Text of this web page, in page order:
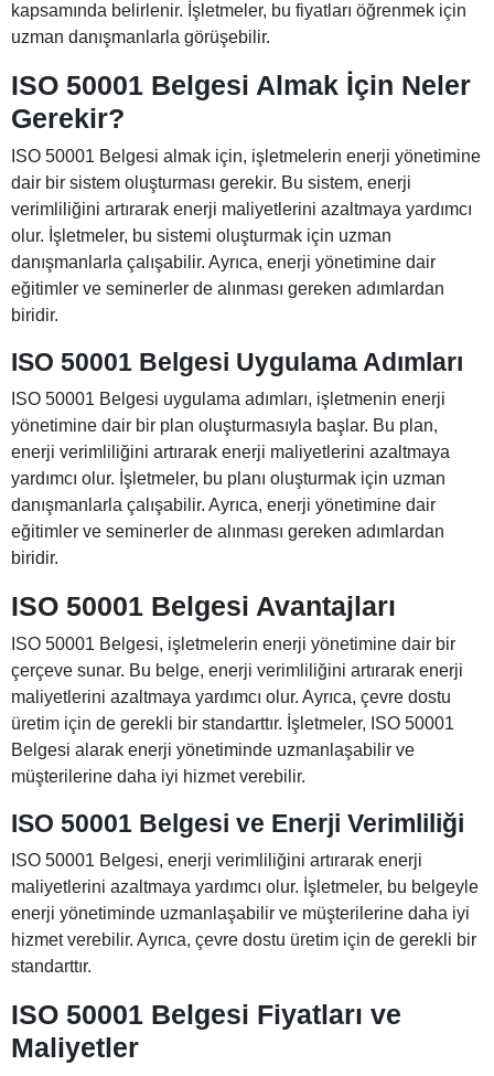
kapsamında belirlenir. İşletmeler, bu fiyatları öğrenmek için
uzman danışmanlarla görüşebilir.
ISO 50001 Belgesi Almak İçin Neler
Gerekir?
ISO 50001 Belgesi almak için, işletmelerin enerji yönetimine
dair bir sistem oluşturması gerekir. Bu sistem, enerji
verimliliğini artırarak enerji maliyetlerini azaltmaya yardımcı
olur. İşletmeler, bu sistemi oluşturmak için uzman
danışmanlarla çalışabilir. Ayrıca, enerji yönetimine dair
eğitimler ve seminerler de alınması gereken adımlardan
biridir.
ISO 50001 Belgesi Uygulama Adımları
ISO 50001 Belgesi uygulama adımları, işletmenin enerji
yönetimine dair bir plan oluşturmasıyla başlar. Bu plan,
enerji verimliliğini artırarak enerji maliyetlerini azaltmaya
yardımcı olur. İşletmeler, bu planı oluşturmak için uzman
danışmanlarla çalışabilir. Ayrıca, enerji yönetimine dair
eğitimler ve seminerler de alınması gereken adımlardan
biridir.
ISO 50001 Belgesi Avantajları
ISO 50001 Belgesi, işletmelerin enerji yönetimine dair bir
çerçeve sunar. Bu belge, enerji verimliliğini artırarak enerji
maliyetlerini azaltmaya yardımcı olur. Ayrıca, çevre dostu
üretim için de gerekli bir standarttır. İşletmeler, ISO 50001
Belgesi alarak enerji yönetiminde uzmanlaşabilir ve
müşterilerine daha iyi hizmet verebilir.
ISO 50001 Belgesi ve Enerji Verimliliği
ISO 50001 Belgesi, enerji verimliliğini artırarak enerji
maliyetlerini azaltmaya yardımcı olur. İşletmeler, bu belgeyle
enerji yönetiminde uzmanlaşabilir ve müşterilerine daha iyi
hizmet verebilir. Ayrıca, çevre dostu üretim için de gerekli bir
standarttır.
ISO 50001 Belgesi Fiyatları ve
Maliyetler